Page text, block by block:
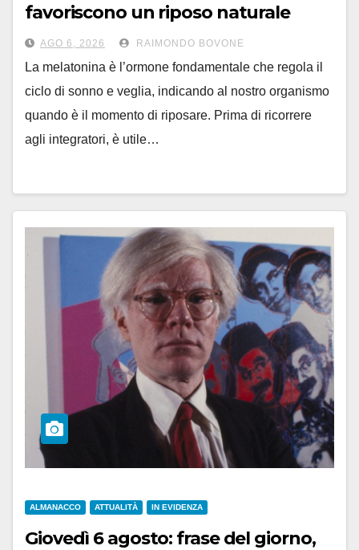
favoriscono un riposo naturale
AGO 6, 2026 RAIMONDO BOVONE
La melatonina è l’ormone fondamentale che regola il
ciclo di sonno e veglia, indicando al nostro organismo
quando è il momento di riposare. Prima di ricorrere
agli integratori, è utile…
ALMANACCO ATTUALITÀ IN EVIDENZA
Giovedì 6 agosto: frase del giorno,